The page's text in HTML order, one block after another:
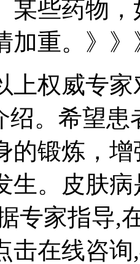
某些药物
加重。》
上权威专
绍。希望
的锻炼，
生。皮肤
专家指导,
击在线咨